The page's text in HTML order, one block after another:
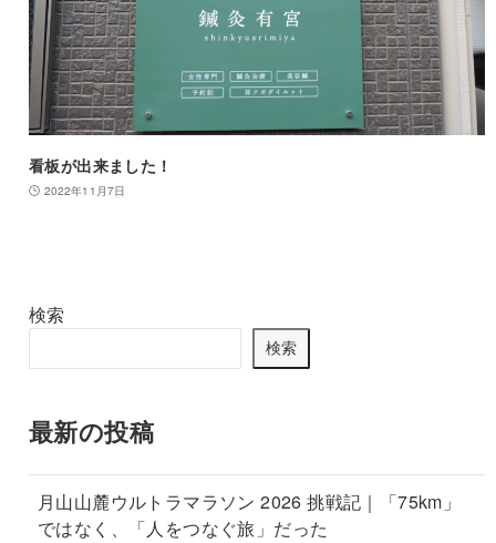
看板が出来ました！
2022年11月7日
検索
検索
最新の投稿
月山山麓ウルトラマラソン 2026 挑戦記｜「75km」
ではなく、「人をつなぐ旅」だった